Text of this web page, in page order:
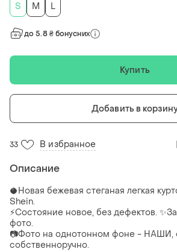
S
M L
до 5.8 ₴ бонусних
Купить
Добавить в
33 В избранное
Описание
🥥Новая бежевая стеганая легкая
Shein.
⚡️Состояние новое, без дефектов.
фото.
📷Фото на однотонном фоне - НАШИ,
собственноручно.